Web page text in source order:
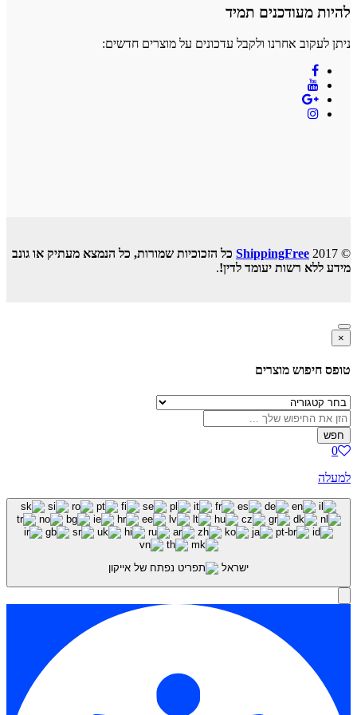
להיות מעודכנים תמיד
ניתן לעקוב אחרנו ולקבל עדכונים על מוצרים חדשים:
© 2017
ShippingFree כל הזכוכיות שמורות, כל הנמצא מעתיק או גונב
מידע ללא רשות יעומד לדין!.
×
טופס חיפוש מוצרים
חפש
0
למעלה
ישראל